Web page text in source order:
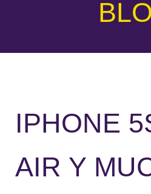
IPHONE
AIR Y